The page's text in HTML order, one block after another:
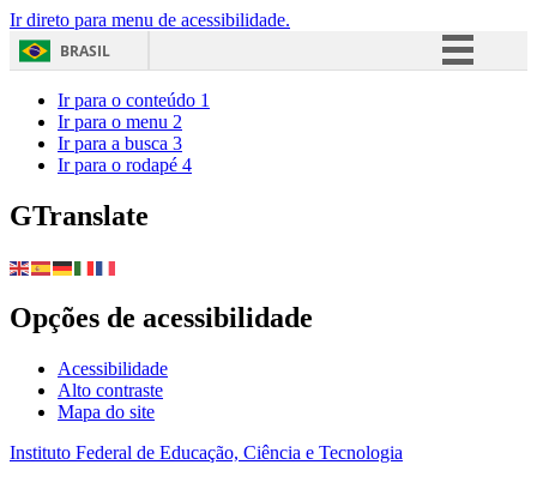
Ir direto para menu de acessibilidade.
BRASIL
Ir para o conteúdo 1
Ir para o menu 2
Ir para a busca 3
Ir para o rodapé 4
GTranslate
Opções de acessibilidade
Acessibilidade
Alto contraste
Mapa do site
Instituto Federal de Educação, Ciência e Tecnologia